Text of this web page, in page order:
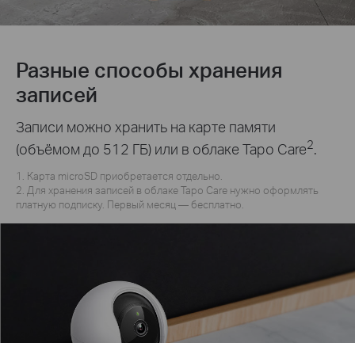
Разные способы хранения
записей
Записи можно хранить на карте памяти
(объёмом до 512 ГБ) или в облаке Tapo Care2.
1. Карта microSD приобретается отдельно.
2. Для хранения записей в облаке Tapo Care нужно оформлять
платную подписку. Первый месяц — бесплатно.